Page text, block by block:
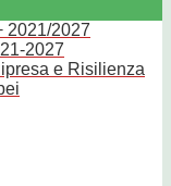
2021/2027
2027
e Risilienza